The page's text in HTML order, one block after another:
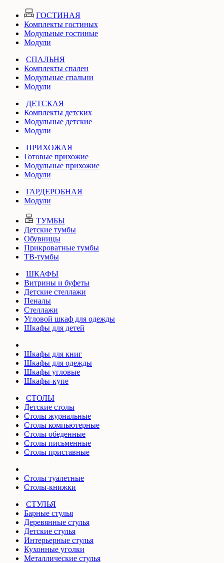
ГОСТИНАЯ
Комплекты гостиных
Модульные гостиные
Модули
СПАЛЬНЯ
Комплекты спален
Модульные спальни
Модули
ДЕТСКАЯ
Комплекты детских
Модульные детские
Модули
ПРИХОЖАЯ
Готовые прихожие
Модульные прихожие
Модули
ГАРДЕРОБНАЯ
Модули
ТУМБЫ
Детские тумбы
Обувницы
Прикроватные тумбы
ТВ-тумбы
ШКАФЫ
Витрины и буфеты
Детские стеллажи
Пеналы
Стеллажи
Угловой шкаф для одежды
Шкафы для детей
Шкафы для книг
Шкафы для одежды
Шкафы угловые
Шкафы-купе
СТОЛЫ
Детские столы
Столы журнальные
Столы компьютерные
Столы обеденные
Столы письменные
Столы приставные
Столы туалетные
Столы-книжки
СТУЛЬЯ
Барные стулья
Деревянные стулья
Детские стулья
Интерьерные стулья
Кухонные уголки
Металлические стулья